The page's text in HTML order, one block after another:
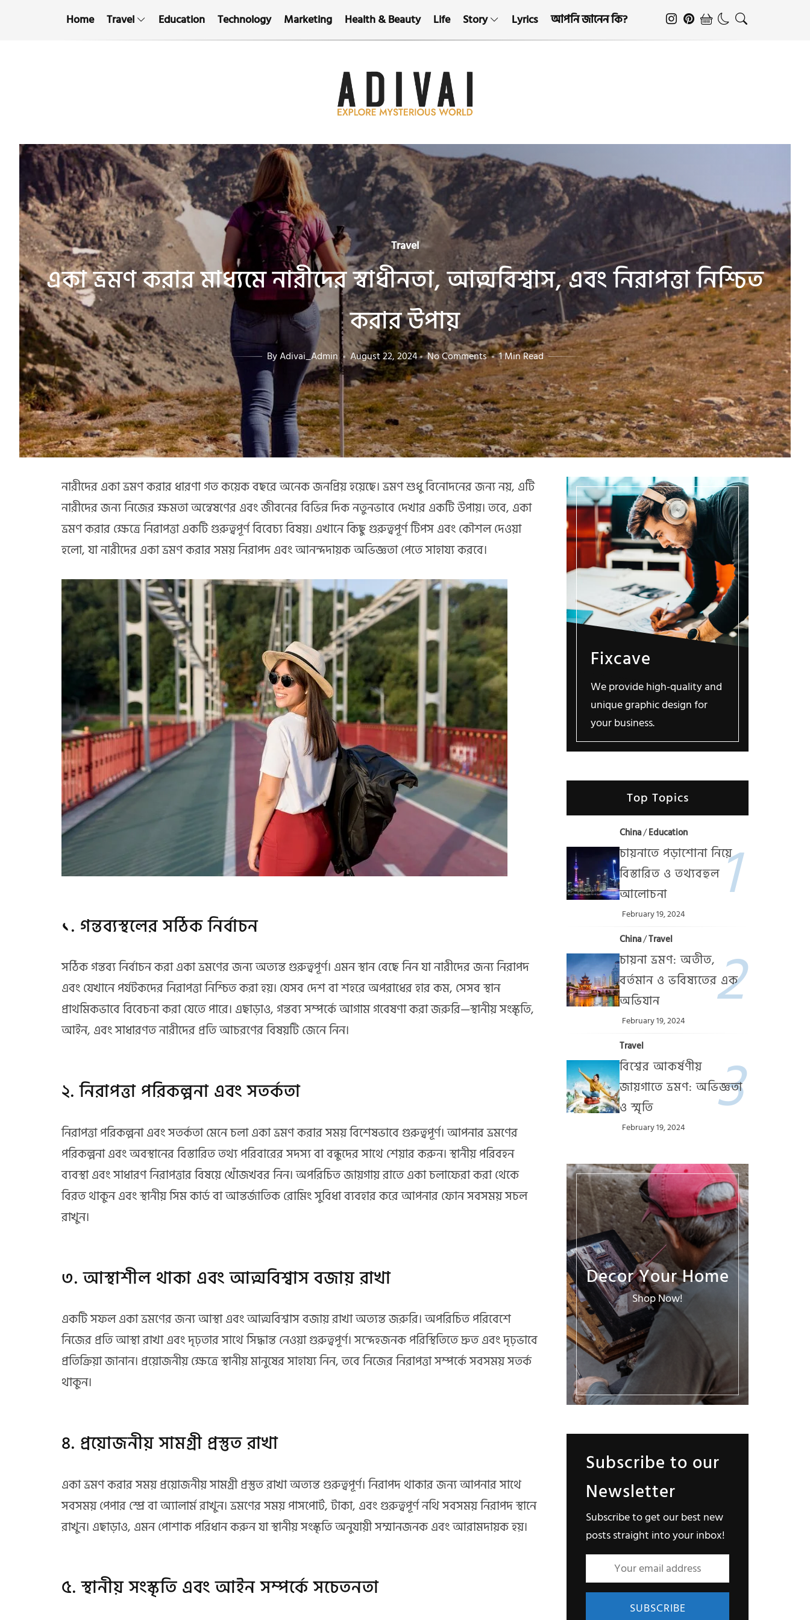
Home Travel Education Technology Marketing Health & Beauty Life Story Lyrics আপনি জানেন কি?
Travel
একা ভ্রমণ করার মাধ্যমে নারীদের স্বাধীনতা, আত্মবিশ্বাস, এবং নিরাপত্তা নিশ্চিত
করার উপায়
ByAdivai_Admin August 22, 2024 No Comments 1 Min Read
নারীদের একা ভ্রমণ করার ধারণা গত কয়েক বছরে অনেক জনপ্রিয় হয়েছে। ভ্রমণ শুধু বিনোদনের জন্য নয়, এটি
নারীদের জন্য নিজের ক্ষমতা অন্বেষণের এবং জীবনের বিভিন্ন দিক নতুনভাবে দেখার একটি উপায়। তবে, একা
ভ্রমণ করার ক্ষেত্রে নিরাপত্তা একটি গুরুত্বপূর্ণ বিবেচ্য বিষয়। এখানে কিছু গুরুত্বপূর্ণ টিপস এবং কৌশল দেওয়া
হলো, যা নারীদের একা ভ্রমণ করার সময় নিরাপদ এবং আনন্দদায়ক অভিজ্ঞতা পেতে সাহায্য করবে।
১. গন্তব্যস্থলের সঠিক নির্বাচন
সঠিক গন্তব্য নির্বাচন করা একা ভ্রমণের জন্য অত্যন্ত গুরুত্বপূর্ণ। এমন স্থান বেছে নিন যা নারীদের জন্য নিরাপদ
এবং যেখানে পর্যটকদের নিরাপত্তা নিশ্চিত করা হয়। যেসব দেশ বা শহরে অপরাধের হার কম, সেসব স্থান
প্রাথমিকভাবে বিবেচনা করা যেতে পারে। এছাড়াও, গন্তব্য সম্পর্কে আগাম গবেষণা করা জরুরি—স্থানীয় সংস্কৃতি,
আইন, এবং সাধারণত নারীদের প্রতি আচরণের বিষয়টি জেনে নিন।
২. নিরাপত্তা পরিকল্পনা এবং সতর্কতা
নিরাপত্তা পরিকল্পনা এবং সতর্কতা মেনে চলা একা ভ্রমণ করার সময় বিশেষভাবে গুরুত্বপূর্ণ। আপনার ভ্রমণের
পরিকল্পনা এবং অবস্থানের বিস্তারিত তথ্য পরিবারের সদস্য বা বন্ধুদের সাথে শেয়ার করুন। স্থানীয় পরিবহন
ব্যবস্থা এবং সাধারণ নিরাপত্তার বিষয়ে খোঁজখবর নিন। অপরিচিত জায়গায় রাতে একা চলাফেরা করা থেকে
বিরত থাকুন এবং স্থানীয় সিম কার্ড বা আন্তর্জাতিক রোমিং সুবিধা ব্যবহার করে আপনার ফোন সবসময় সচল
রাখুন।
৩. আস্থাশীল থাকা এবং আত্মবিশ্বাস বজায় রাখা
একটি সফল একা ভ্রমণের জন্য আস্থা এবং আত্মবিশ্বাস বজায় রাখা অত্যন্ত জরুরি। অপরিচিত পরিবেশে
নিজের প্রতি আস্থা রাখা এবং দৃঢ়তার সাথে সিদ্ধান্ত নেওয়া গুরুত্বপূর্ণ। সন্দেহজনক পরিস্থিতিতে দ্রুত এবং দৃঢ়ভাবে
প্রতিক্রিয়া জানান। প্রয়োজনীয় ক্ষেত্রে স্থানীয় মানুষের সাহায্য নিন, তবে নিজের নিরাপত্তা সম্পর্কে সবসময় সতর্ক
থাকুন।
৪. প্রয়োজনীয় সামগ্রী প্রস্তুত রাখা
একা ভ্রমণ করার সময় প্রয়োজনীয় সামগ্রী প্রস্তুত রাখা অত্যন্ত গুরুত্বপূর্ণ। নিরাপদ থাকার জন্য আপনার সাথে
সবসময় পেপার স্প্রে বা অ্যালার্ম রাখুন। ভ্রমণের সময় পাসপোর্ট, টাকা, এবং গুরুত্বপূর্ণ নথি সবসময় নিরাপদ স্থানে
রাখুন। এছাড়াও, এমন পোশাক পরিধান করুন যা স্থানীয় সংস্কৃতি অনুযায়ী সম্মানজনক এবং আরামদায়ক হয়।
৫. স্থানীয় সংস্কৃতি এবং আইন সম্পর্কে সচেতনতা
Fixcave
We provide high-quality and
unique graphic design for
your business.
Top Topics
China/Education
চায়নাতে পড়াশোনা নিয়ে
বিস্তারিত ও তথ্যবহুল
আলোচনা
February 19, 2024
China/Travel
চায়না ভ্রমণ: অতীত,
বর্তমান ও ভবিষ্যতের এক
অভিযান
February 19, 2024
Travel
বিশ্বের আকর্ষণীয়
জায়গাতে ভ্রমণ: অভিজ্ঞতা
ও স্মৃতি
February 19, 2024
Decor Your Home
Shop Now!
Subscribe to our
Newsletter
Subscribe to get our best new
posts straight into your inbox!